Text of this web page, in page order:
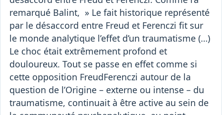
remarqué Balint, » Le fait historique représenté
par le désaccord entre Freud et Ferenczi fit sur
le monde analytique l’effet d’un traumatisme (…)
Le choc était extrêmement profond et
douloureux. Tout se passe en effet comme si
cette opposition FreudFerenczi autour de la
question de l’Origine – externe ou intense – du
traumatisme, continuait à être active au sein de